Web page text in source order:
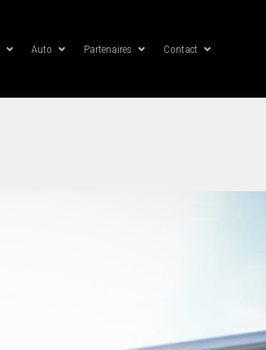
Auto Partenaires Contact